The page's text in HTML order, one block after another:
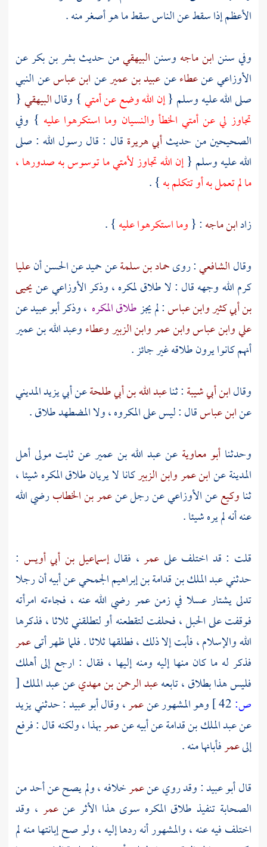
الأعظم إذا سقط عن الناس سقط ما هو أصغر منه .
وفي سننابن ماجه وسننالبيهقيمن حديثبشر بن بكرعن
الأوزاعيعنعطاءعنعبيد بن عميرعنابن عباسعن النبي
صلى الله عليه وسلم {إن الله وضع عن أمتي} وقالالبيهقي{
تجاوز لي عن أمتي الخطأ والنسيان وما استكرهوا عليه } وفي
الصحيحين من حديثأبي هريرة قال : قال رسول الله : صلى
الله عليه وسلم {إن الله تجاوز لأمتي ما توسوس به صدورها ،
ما لم تعمل به أو تتكلم به} .
زادابن ماجه: {وما استكرهوا عليه} .
وقالالشافعي: روىحماد بن سلمةعنحميدعنالحسنأنعليا
كرم الله وجهه قال : لا طلاق لمكره ، وذكرالأوزاعيعنيحيى
بن أبي كثيروابن عباس: لم يجزطلاق المكره ، وذكرأبو عبيدعن
عليوابن عباسوابن عمروابن الزبيروعطاءوعبد الله بن عمير
أنهم كانوا يرون طلاقه غير جائز .
وقالابن أبي شيبة: ثناعبد الله بن أبي طلحةعنأبي يزيد المديني
عنابن عباسقال : ليس على المكروه ، ولا المضطهد طلاق .
وحدثناأبو معاويةعنعبد الله بن عميرعنثابت مولى أهل
المدينةعنابن عمروابن الزبيركانا لا يريان طلاق المكره شيئا ،
ثناوكيععنالأوزاعيعن رجل عنعمر بن الخطابرضي الله
عنه أنه لم يره شيئا .
قلت : قد اختلف على عمر ، فقالإسماعيل بن أبي أويس :
حدثنيعبد الملك بن قدامة بن إبراهيم الجمحيعن أبيه أن رجلا
تدلى يشتار عسلا في زمن عمر رضي الله عنه ، فجاءته امرأته
فوقفت على الحبل ، فحلفت لتقطعنه أو لتطلقني ثلاثا ، فذكرها
الله والإسلام ، فأبت إلا ذلك ، فطلقها ثلاثا . فلما ظهر أتىعمر
فذكر له ما كان منها إليه ومنه إليها ، فقال : ارجع إلى أهلك
فليس هذا بطلاق ، تابعهعبد الرحمن بن مهديعنعبد الملك[
ص:
وهو المشهور عنعمر، وقالأبو عبيد: حدثنييزيد
عنعبد الملك بن قدامةعن أبيه عنعمربهذا ، ولكنه قال : فرفع
إلىعمرفأبانها منه .
قالأبو عبيد: وقد روي عنعمرخلافه ، ولم يصح عن أحد من
الصحابة تنفيذ طلاق المكره سوى هذا الأثر عنعمر ، وقد
اختلف فيه عنه ، والمشهور أنه ردها إليه ، ولو صح إبانتها منه لم